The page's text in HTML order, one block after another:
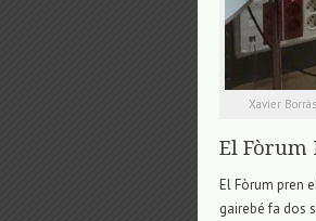
Xavier
El Fòrum
El Fòrum pren
gairebé fa dos